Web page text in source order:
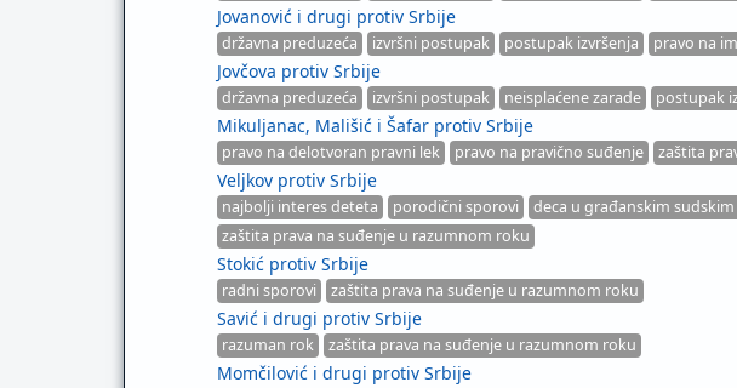
Jovanović i drugi protiv Srbije
državna preduzeća izvršni postupak postupak izvršenja pravo na
Jovčova protiv Srbije
državna preduzeća izvršni postupak neisplaćene zarade postupak
Mikuljanac, Mališić i Šafar protiv Srbije
pravo na delotvoran pravni lek pravo na pravično suđenje zaštita
Veljkov protiv Srbije
najbolji interes deteta porodični sporovi deca u građanskim
zaštita prava na suđenje u razumnom roku
Stokić protiv Srbije
radni sporovi zaštita prava na suđenje u razumnom roku
Savić i drugi protiv Srbije
razuman rok zaštita prava na suđenje u razumnom roku
Momčilović i drugi protiv Srbije